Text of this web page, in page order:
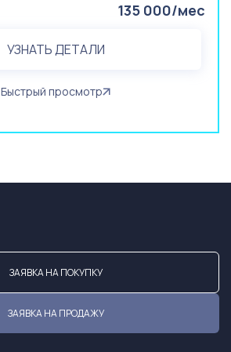
135 000/мес
УЗНАТЬ ДЕТАЛИ
Быстрый просмотр
ЗАЯВКА НА ПОКУПКУ
ЗАЯВКА НА ПРОДАЖУ